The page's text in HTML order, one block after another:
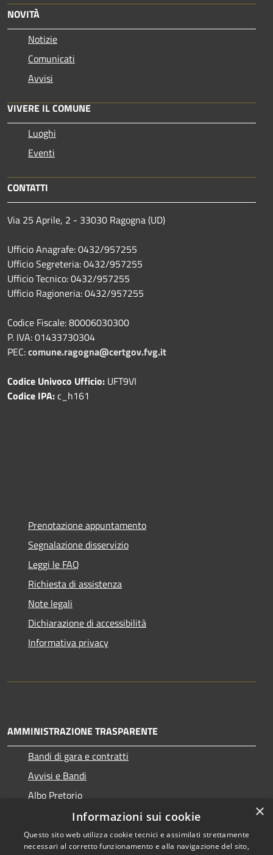
NOVITÀ
Notizie
Comunicati
Avvisi
VIVERE IL COMUNE
Luoghi
Eventi
CONTATTI
Via 25 Aprile, 2 - 33030 Ragogna (UD)
Ufficio Anagrafe: 0432/957255
Ufficio Segreteria: 0432/957255
Ufficio Tecnico: 0432/957255
Ufficio Ragioneria: 0432/957255
Codice Fiscale: 80006030300
P. IVA: 01433730304
PEC:comune.ragogna@certgov.fvg.it
Codice Univoco Ufficio: UFT9VI
Codice IPA:c_h161
Prenotazione appuntamento
Segnalazione disservizio
Leggi le FAQ
Richiesta di assistenza
Note legali
Dichiarazione di accessibilità
Informativa privacy
AMMINISTRAZIONE TRASPARENTE
Bandi di gara e contratti
Avvisi e Bandi
Albo Pretorio
×
Informazioni sui cookie
Questo sito web utilizza cookie tecnici e assimilati strettamente
necessari al corretto funzionamento e alla navigazione del sito,